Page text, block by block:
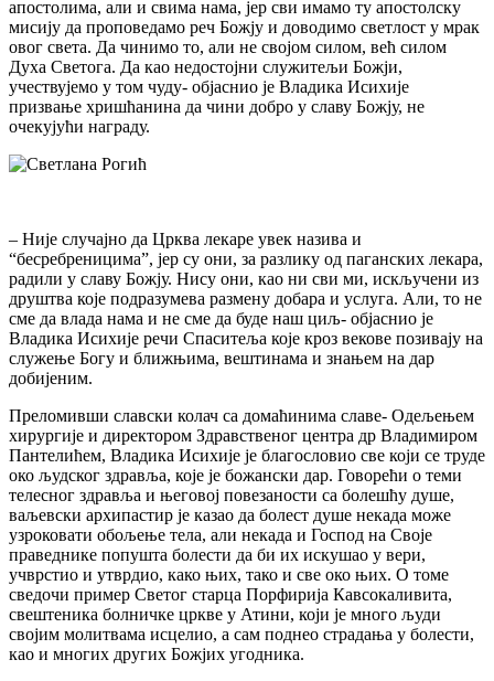
апостолима, али и свима нама, јер сви имамо ту апостолску
мисију да проповедамо реч Божју и доводимо светлост у мрак
овог света. Да чинимо то, али не својом силом, већ силом
Духа Светога. Да као недостојни служитељи Божји,
учествујемо у том чуду- објаснио је Владика Исихије
призвање хришћанина да чини добро у славу Божју, не
очекујући награду.
– Није случајно да Црква лекаре увек назива и
“бесребреницима”, јер су они, за разлику од паганских лекара,
радили у славу Божју. Нису они, као ни сви ми, искључени из
друштва које подразумева размену добара и услуга. Али, то не
сме да влада нама и не сме да буде наш циљ- објаснио је
Владика Исихије речи Спаситеља које кроз векове позивају на
служење Богу и ближњима, вештинама и знањем на дар
добијеним.
Преломивши славски колач са домаћинима славе- Одељењем
хирургије и директором Здравственог центра др Владимиром
Пантелићем, Владика Исихије је благословио све који се труде
око људског здравља, које је божански дар. Говорећи о теми
телесног здравља и његовој повезаности са болешћу душе,
ваљевски архипастир је казао да болест душе некада може
узроковати обољење тела, али некада и Господ на Своје
праведнике попушта болести да би их искушао у вери,
учврстио и утврдио, како њих, тако и све око њих. О томе
сведочи пример Светог старца Порфирија Кавсокаливита,
свештеника болничке цркве у Атини, који је много људи
својим молитвама исцелио, а сам поднео страдања у болести,
као и многих других Божјих угодника.